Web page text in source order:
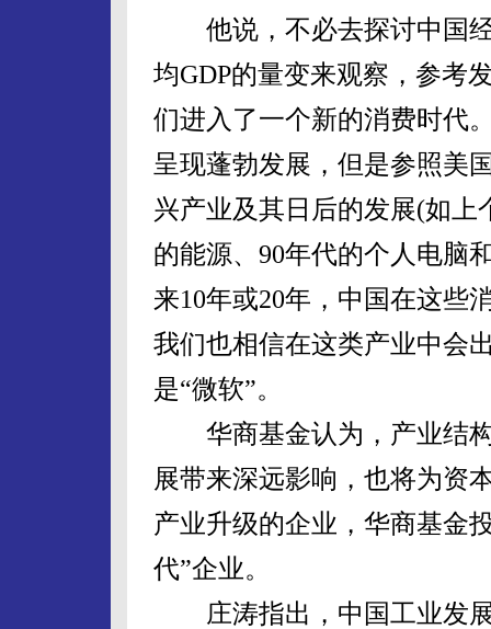
他说，不必去探讨中国经
均GDP的量变来观察，参考
们进入了一个新的消费时代
呈现蓬勃发展，但是参照美
兴产业及其日后的发展(如上
的能源、90年代的个人电脑
来10年或20年，中国在这些
我们也相信在这类产业中会
是“微软”。
华商基金认为，产业结构
展带来深远影响，也将为资
产业升级的企业，华商基金
代”企业。
庄涛指出，中国工业发展